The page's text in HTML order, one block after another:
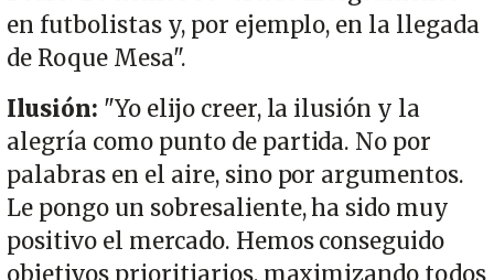
en futbolistas y, por ejemplo, en la llegada
de Roque Mesa".
Ilusión: "Yo elijo creer, la ilusión y la
alegría como punto de partida. No por
palabras en el aire, sino por argumentos.
Le pongo un sobresaliente, ha sido muy
positivo el mercado. Hemos conseguido